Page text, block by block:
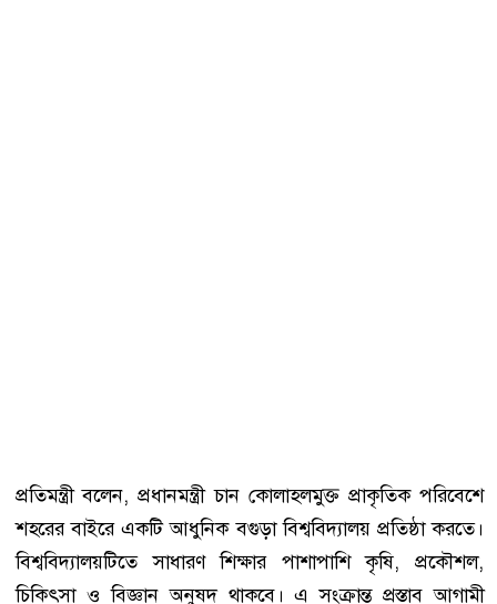
প্রতিমন্ত্রী বলেন, প্রধানমন্ত্রী চান কোলাহলমুক্ত প্রাকৃতিক পরিবেশে
শহরের বাইরে একটি আধুনিক বগুড়া বিশ্ববিদ্যালয় প্রতিষ্ঠা করতে।
বিশ্ববিদ্যালয়টিতে সাধারণ শিক্ষার পাশাপাশি কৃষি, প্রকৌশল,
চিকিৎসা ও বিজ্ঞান অনুষদ থাকবে। এ সংক্রান্ত প্রস্তাব আগামী